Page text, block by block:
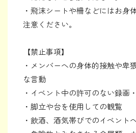
・飛沫シートや柵などにはお身
注意ください。
【禁止事項】
・メンバーへの身体的接触や卑
な言動
・イベント中の許可のない録画
・脚立や台を使用しての観覧
・飲酒、酒気帯びでのイベント